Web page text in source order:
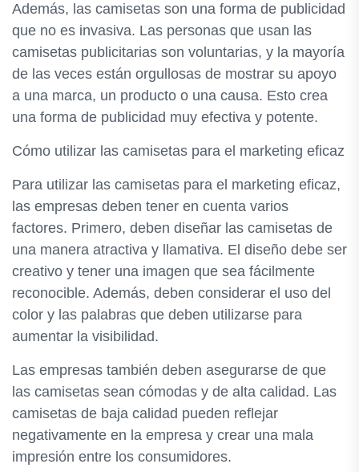
Además, las camisetas son una forma de publicidad
que no es invasiva. Las personas que usan las
camisetas publicitarias son voluntarias, y la mayoría
de las veces están orgullosas de mostrar su apoyo
a una marca, un producto o una causa. Esto crea
una forma de publicidad muy efectiva y potente.
Cómo utilizar las camisetas para el marketing eficaz
Para utilizar las camisetas para el marketing eficaz,
las empresas deben tener en cuenta varios
factores. Primero, deben diseñar las camisetas de
una manera atractiva y llamativa. El diseño debe ser
creativo y tener una imagen que sea fácilmente
reconocible. Además, deben considerar el uso del
color y las palabras que deben utilizarse para
aumentar la visibilidad.
Las empresas también deben asegurarse de que
las camisetas sean cómodas y de alta calidad. Las
camisetas de baja calidad pueden reflejar
negativamente en la empresa y crear una mala
impresión entre los consumidores.